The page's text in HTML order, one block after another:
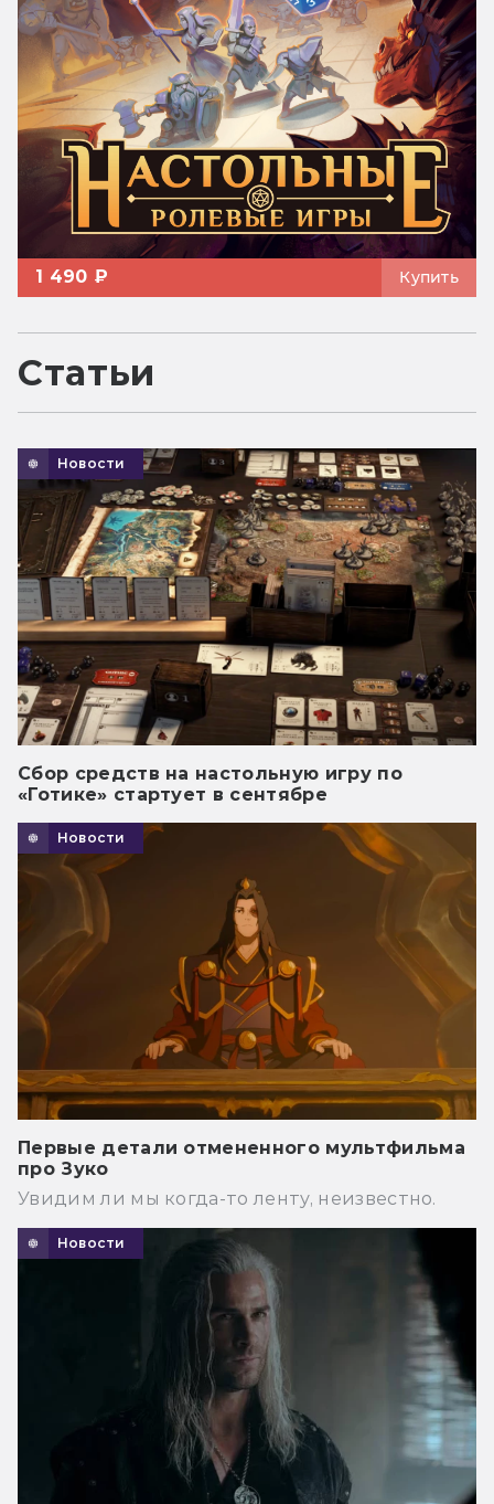
1 490 ₽ Купить
Статьи
Новости
Сбор средств на настольную игру по
«Готике» стартует в сентябре
Новости
Первые детали отмененного мультфильма
про Зуко
Увидим ли мы когда-то ленту, неизвестно.
Новости